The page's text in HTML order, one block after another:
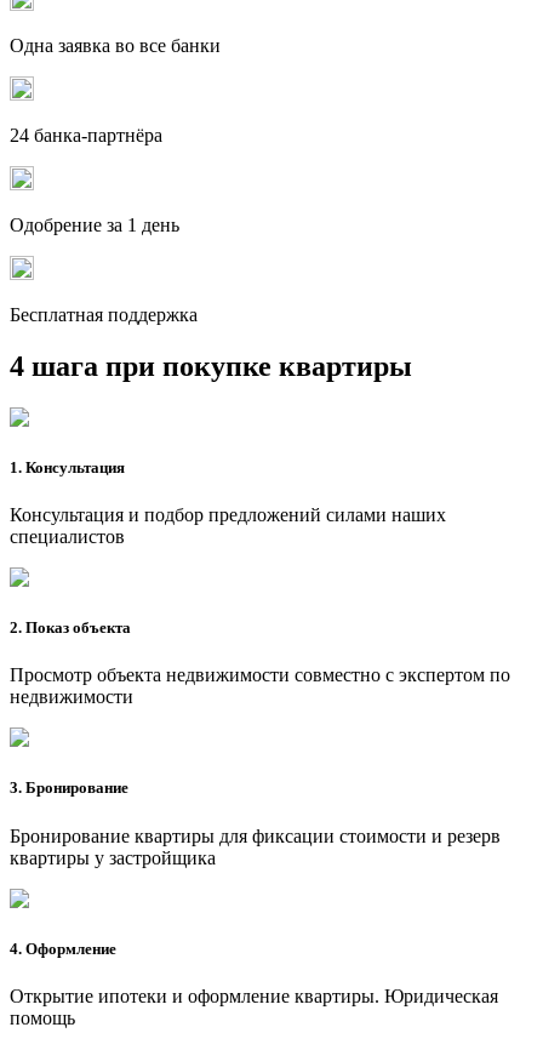
Одна заявка во все банки
24 банка-партнёра
Одобрение за 1 день
Бесплатная поддержка
4 шага при покупке квартиры
1. Консультация
Консультация и подбор предложений силами наших
специалистов
2. Показ объекта
Просмотр объекта недвижимости совместно с экспертом по
недвижимости
3. Бронирование
Бронирование квартиры для фиксации стоимости и резерв
квартиры у застройщика
4. Оформление
Открытие ипотеки и оформление квартиры. Юридическая
помощь